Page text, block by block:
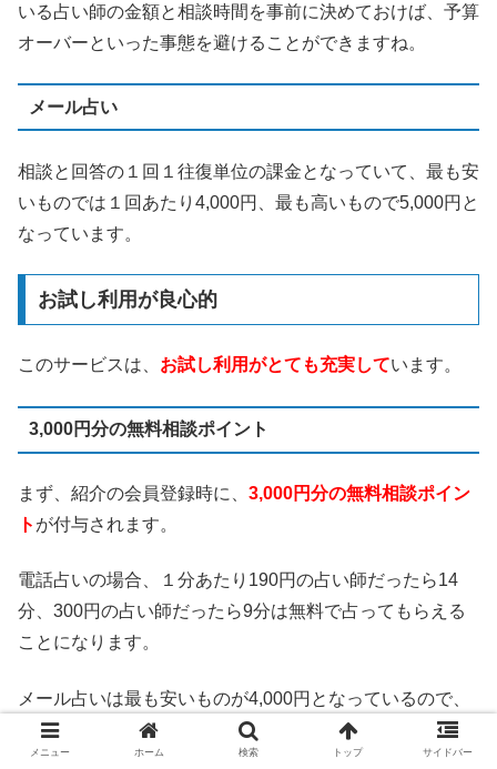
いる占い師の金額と相談時間を事前に決めておけば、予算
オーバーといった事態を避けることができますね。
メール占い
相談と回答の１回１往復単位の課金となっていて、最も安
いものでは１回あたり4,000円、最も高いもので5,000円と
なっています。
お試し利用が良心的
このサービスは、 お試し利用がとても充実しています。
3,000円分の無料相談ポイント
まず、紹介の会員登録時に、 3,000円分の無料相談ポイン
ト が付与されます。
電話占いの場合、１分あたり190円の占い師だったら14
分、300円の占い師だったら9分は無料で占ってもらえる
ことになります。
メール占いは最も安いものが4,000円となっているので、
差額1,400円で１回占ってもらえることになります。
メニュー ホーム 検索 トップ サイドバー